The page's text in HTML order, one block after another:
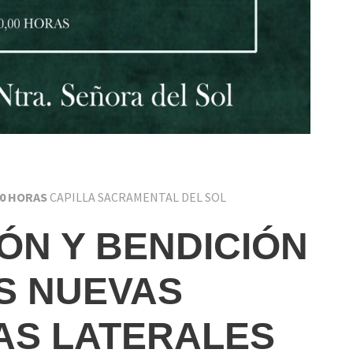
HORASCAPILLA SACRAMENTAL DEL SOL
Y BENDICIÓN
NUEVAS
LATERALES